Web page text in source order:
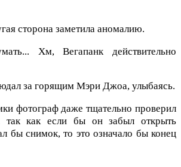
сторона заметила аномалию.
Хм, Вегапанк действительно
за горящим Мэри Джоа, улыбаясь.
фотограф даже тщательно проверил
так как если бы он забыл открыть
бы снимок, то это означало бы конец